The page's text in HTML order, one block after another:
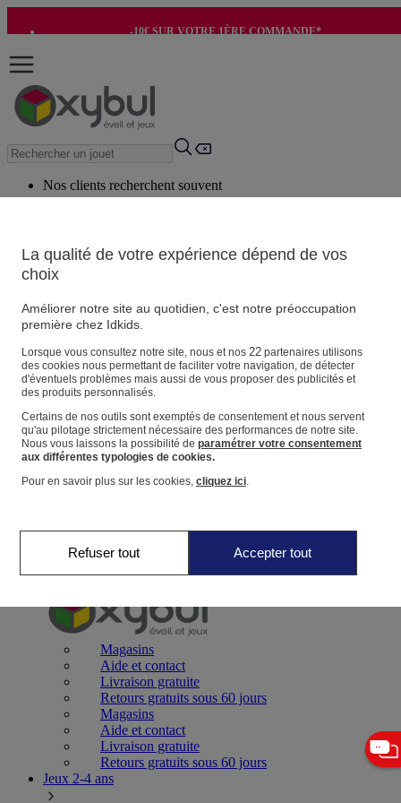
-10€ SUR VOTRE 1ÈRE COMMANDE*
Nos clients recherchent souvent
Conseils suggérés
Produits suggérés
Vos informations personnelles
Suivre une commande
Magasin
Panier
Favoris
Jeux 0-2 ans
Magasins
Aide et contact
Livraison gratuite
Retours gratuits sous 60 jours
Magasins
Aide et contact
Livraison gratuite
Retours gratuits sous 60 jours
Jeux 2-4 ans
La qualité de votre expérience dépend de vos
choix
Améliorer notre site au quotidien, c'est notre préoccupation
première chez Idkids.
Lorsque vous consultez notre site, nous et nos 22partenaires utilisons
des cookies nous permettant de faciliter votre navigation, de détecter
d'éventuels problèmes mais aussi de vous proposer des publicités et
des produits personnalisés.
Certains de nos outils sont exemptés de consentement et nous servent
qu'au pilotage strictement nécessaire des performances de notre site.
Nous vous laissons la possibilité de paramétrer votre consentement
aux différentes typologies de cookies.
Pour en savoir plus sur les cookies, cliquez ici.
Refuser tout Accepter tout